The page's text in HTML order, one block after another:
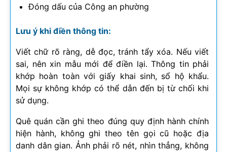
Đóng dấu của Công an phường
Lưu ý khi điền thông tin:
Viết chữ rõ ràng, dễ đọc, tránh tẩy xóa. Nếu viết
sai, nên xin mẫu mới để điền lại. Thông tin phải
khớp hoàn toàn với giấy khai sinh, sổ hộ khẩu.
Mọi sự không khớp có thể dẫn đến bị từ chối khi
sử dụng.
Quê quán cần ghi theo đúng quy định hành chính
hiện hành, không ghi theo tên gọi cũ hoặc địa
danh dân gian. Ảnh phải rõ nét, nhìn thẳng, không